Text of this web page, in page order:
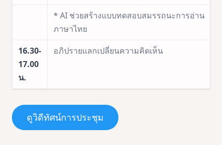
* AI ช่วยสร้างแบบทดสอบสมรรถนะการอ่าน
ภาษาไทย
16.30-
17.00
น.
อภิปรายแลกเปลี่ยนความคิดเห็น
ดูวิดีทัศน์การประชุม